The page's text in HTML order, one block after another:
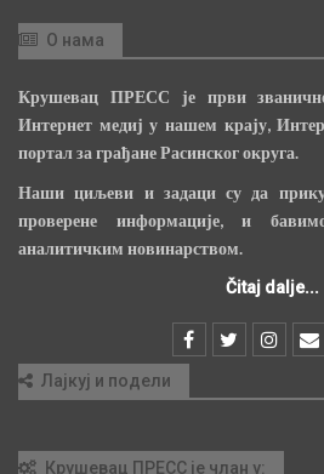
О нама
Крушевац ПРЕСС је први
Интернет медиј у нашем крају,
портал за грађане Расинског округа.
Наши циљеви и задаци су да
проверене информације, и
аналитичким новинарством.
Čitaj dalje...
Лајкуј и подели
Крушевац ПРЕСС је члан у: